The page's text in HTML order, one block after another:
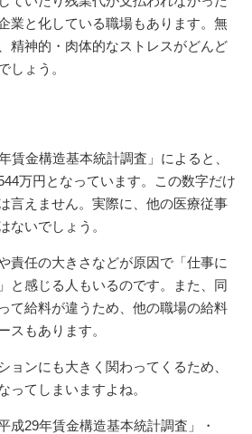
業と化している職場もあります。無
精神的・肉体的なストレスがどんど
しょう。
賃金構造基本統計調査」によると、
万円となっています。この数字だけ
言えません。実際に、他の医療従事
ないでしょう。
責任の大きさなどが原因で「仕事に
と感じる人もいるのです。また、同
て給料が違うため、他の職場の給料
スもあります。
ョンにも大きく関わってくるため、
ってしまいますよね。
成29年賃金構造基本統計調査」・